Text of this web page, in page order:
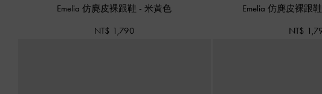
Emelia 仿麂皮裸跟鞋 -米黃色
NT$ 1,790
Emelia 仿麂皮裸跟鞋
NT$